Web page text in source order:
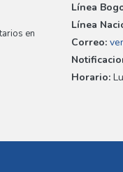
en
Línea
Línea
Correo:
Horario: